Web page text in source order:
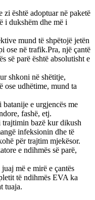
është adoptuar në paketë
i dukshëm dhe më i
mund të shpëtojë jetën
ose në trafik.Pra, një çantë
së parë është absolutisht e
shkoni në shëtitje,
ose udhëtime, mund ta
e urgjencës me
fashë, etj.
bazë kur dikush
infeksionin dhe të
për trajtim mjekësor.
e ndihmës së parë,
më e mirë e çantës
të ndihmës EVA ka
tuaja.